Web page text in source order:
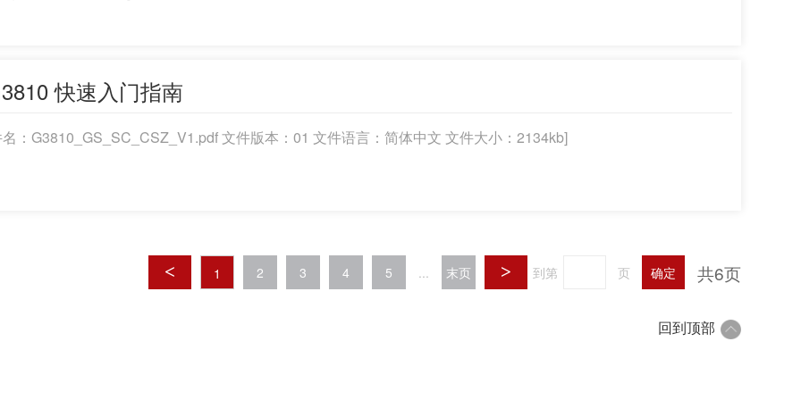
快速入门指南
：G3810_GS_SC_CSZ_V1.pdf 文件版本：01 文件语言：简体中文 文件大小：2134kb]
< 1 2 3 4 5 ... 末页 > 到第 页 确定 共6页
回到顶部